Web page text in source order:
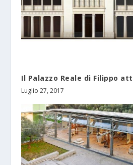
Il Palazzo Reale di Filippo
Luglio 27, 2017